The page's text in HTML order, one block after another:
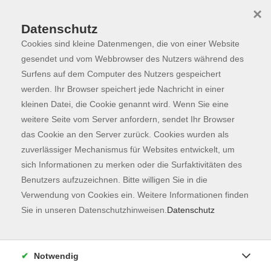
Skip to main content
Programm
2 Kurse
Datenschutz
Cookies sind kleine Datenmengen, die von einer Website
gesendet und vom Webbrowser des Nutzers während des
Surfens auf dem Computer des Nutzers gespeichert
werden. Ihr Browser speichert jede Nachricht in einer
kleinen Datei, die Cookie genannt wird. Wenn Sie eine
weitere Seite vom Server anfordern, sendet Ihr Browser
das Cookie an den Server zurück. Cookies wurden als
zuverlässiger Mechanismus für Websites entwickelt, um
sich Informationen zu merken oder die Surfaktivitäten des
Benutzers aufzuzeichnen. Bitte willigen Sie in die
Verwendung von Cookies ein. Weitere Informationen finden
Sie in unseren Datenschutzhinweisen. Datenschutz
×
Notwendig